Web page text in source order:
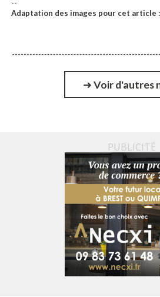
--
Adaptation des images pour cet article :
➜Voir d'autres
PUBLICITÉ